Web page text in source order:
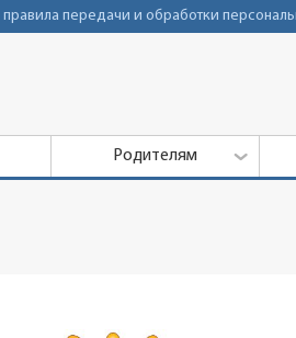
правила передачи и обработки
Родителям